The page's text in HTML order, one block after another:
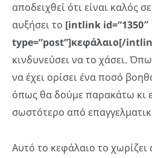
αποδειχθεί ότι είναι καλός
αυξήσει το [intlink id=”1350″
type=”post”]κεφάλαιο[/
κινδυνεύσει να το χάσει.
να έχει ορίσει ένα ποσό
όπως θα δούμε παρακάτω κι
σωστότερο από
Αυτό το κεφάλαιο το χωρίζει